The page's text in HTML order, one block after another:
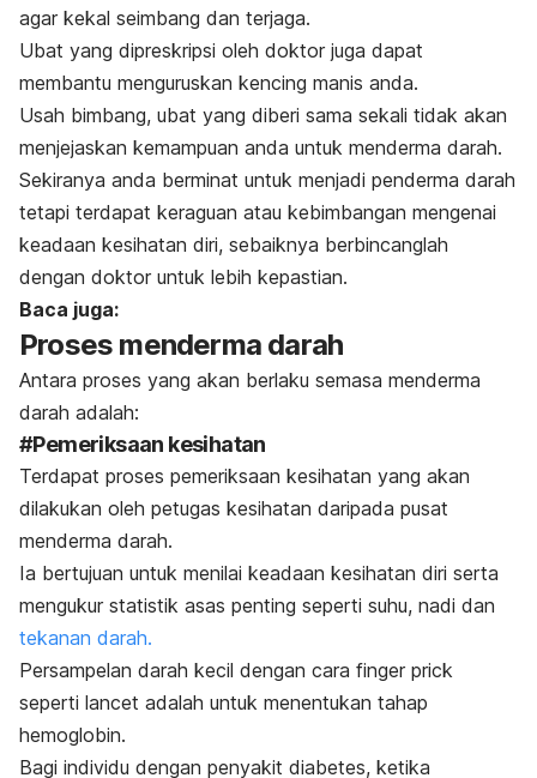
agar kekal seimbang dan terjaga.
Ubat yang dipreskripsi oleh doktor juga dapat
membantu menguruskan kencing manis anda.
Usah bimbang, ubat yang diberi sama sekali tidak akan
menjejaskan kemampuan anda untuk menderma darah.
Sekiranya anda berminat untuk menjadi penderma darah
tetapi terdapat keraguan atau kebimbangan mengenai
keadaan kesihatan diri, sebaiknya berbincanglah
dengan doktor untuk lebih kepastian.
Baca juga:
Proses menderma darah
Antara proses yang akan berlaku semasa menderma
darah adalah:
#Pemeriksaan kesihatan
Terdapat proses pemeriksaan kesihatan yang akan
dilakukan oleh petugas kesihatan daripada pusat
menderma darah.
Ia bertujuan untuk menilai keadaan kesihatan diri serta
mengukur statistik asas penting seperti suhu, nadi dan
tekanan darah.
Persampelan darah kecil dengan cara finger prick
seperti lancet adalah untuk menentukan tahap
hemoglobin.
Bagi individu dengan penyakit diabetes, ketika